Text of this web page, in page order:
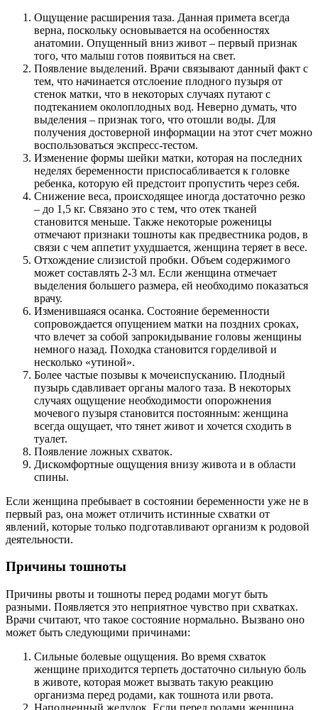
Ощущение расширения таза. Данная примета всегда
верна, поскольку основывается на особенностях
анатомии. Опущенный вниз живот – первый признак
того, что малыш готов появиться на свет.
Появление выделений. Врачи связывают данный факт с
тем, что начинается отслоение плодного пузыря от
стенок матки, что в некоторых случаях путают с
подтеканием околоплодных вод. Неверно думать, что
выделения – признак того, что отошли воды. Для
получения достоверной информации на этот счет можно
воспользоваться экспресс-тестом.
Изменение формы шейки матки, которая на последних
неделях беременности приспосабливается к головке
ребенка, которую ей предстоит пропустить через себя.
Снижение веса, происходящее иногда достаточно резко
– до 1,5 кг. Связано это с тем, что отек тканей
становится меньше. Также некоторые роженицы
отмечают признаки тошноты как предвестника родов, в
связи с чем аппетит ухудшается, женщина теряет в весе.
Отхождение слизистой пробки. Объем содержимого
может составлять 2-3 мл. Если женщина отмечает
выделения большего размера, ей необходимо показаться
врачу.
Изменившаяся осанка. Состояние беременности
сопровождается опущением матки на поздних сроках,
что влечет за собой запрокидывание головы женщины
немного назад. Походка становится горделивой и
несколько «утиной».
Более частые позывы к мочеиспусканию. Плодный
пузырь сдавливает органы малого таза. В некоторых
случаях ощущение необходимости опорожнения
мочевого пузыря становится постоянным: женщина
всегда ощущает, что тянет живот и хочется сходить в
туалет.
Появление ложных схваток.
Дискомфортные ощущения внизу живота и в области
спины.
Если женщина пребывает в состоянии беременности уже не в
первый раз, она может отличить истинные схватки от
явлений, которые только подготавливают организм к родовой
деятельности.
Причины тошноты
Причины рвоты и тошноты перед родами могут быть
разными. Появляется это неприятное чувство при схватках.
Врачи считают, что такое состояние нормально. Вызвано оно
может быть следующими причинами:
Сильные болевые ощущения. Во время схваток
женщине приходится терпеть достаточно сильную боль
в животе, которая может вызвать такую реакцию
организма перед родами, как тошнота или рвота.
Наполненный желудок. Если перед родами женщина